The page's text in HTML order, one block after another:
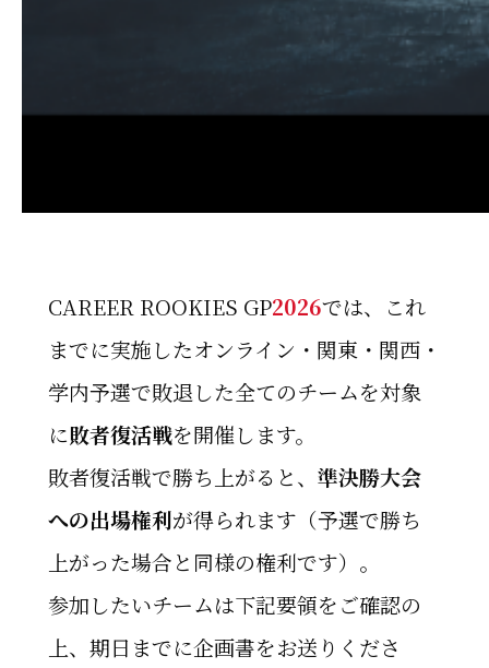
CAREER ROOKIES GP2026では、これ
までに実施したオンライン・関東・関西・
学内予選で敗退した全てのチームを対象
に敗者復活戦を開催します。
敗者復活戦で勝ち上がると、 準決勝大会
への出場権利が得られます（予選で勝ち
上がった場合と同様の権利です）。
参加したいチームは下記要領をご確認の
上、期日までに企画書をお送りくださ